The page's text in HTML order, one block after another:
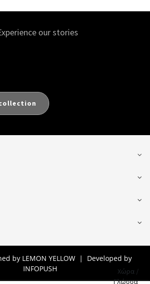
Χώρα /
Γλώσσα
our stories
by LEMON YELLOW | Developed by
INFOPUSH